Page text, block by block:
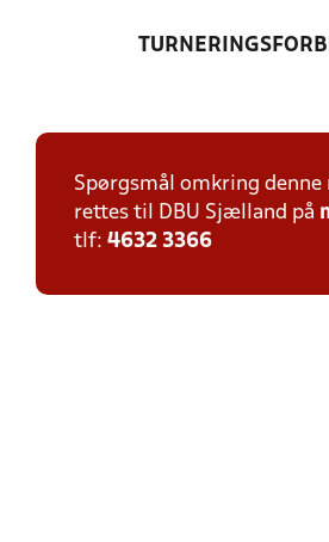
Spørgsmål omkring denne
rettes til DBU Sjælland på
tlf: 4632 3366